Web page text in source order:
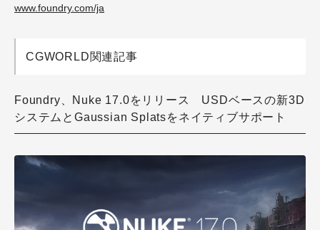
www.foundry.com/ja
CGWORLD関連記事
Foundry、Nuke 17.0をリリース USDベースの新3D
システムとGaussian Splatsをネイティブサポート